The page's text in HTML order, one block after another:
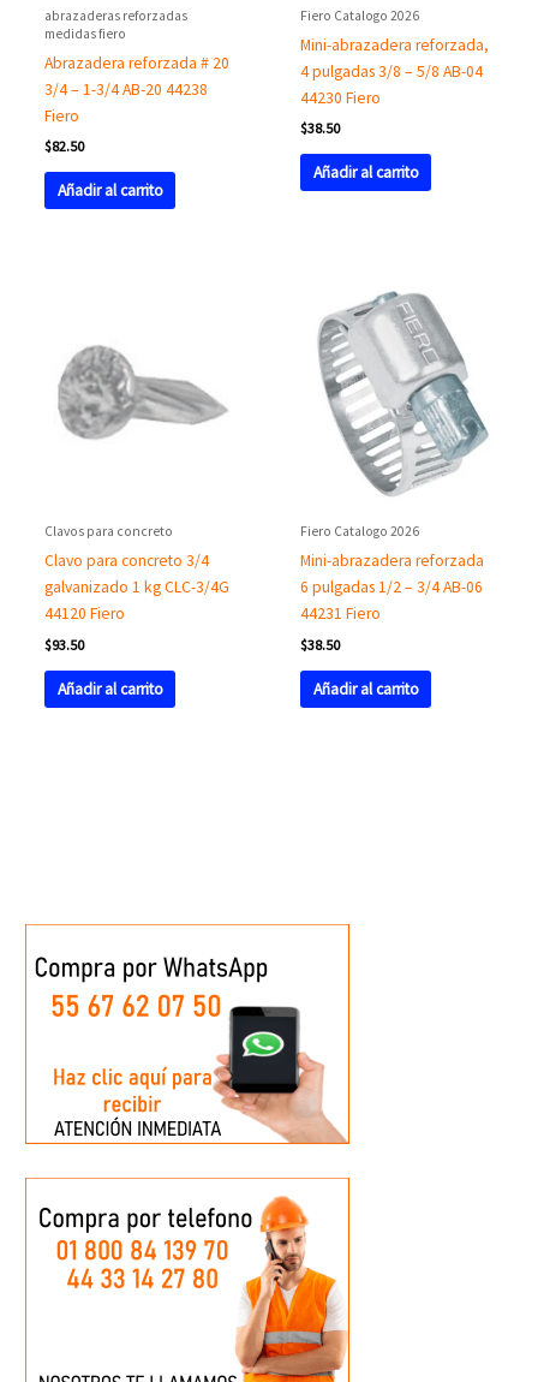
abrazaderas reforzadas
medidas fiero
Abrazadera reforzada # 20
3/4 – 1-3/4 AB-20 44238
Fiero
$82.50
Añadir al carrito
Fiero Catalogo 2026
Mini-abrazadera reforzada,
4 pulgadas 3/8 – 5/8 AB-04
44230 Fiero
$38.50
Añadir al carrito
Clavos para concreto
Clavo para concreto 3/4
galvanizado 1 kg CLC-3/4G
44120 Fiero
$93.50
Añadir al carrito
Fiero Catalogo 2026
Mini-abrazadera reforzada
6 pulgadas 1/2 – 3/4 AB-06
44231 Fiero
$38.50
Añadir al carrito